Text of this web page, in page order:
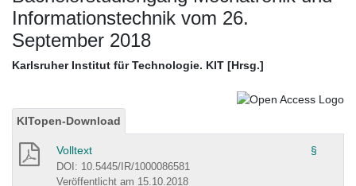
Informationstechnik vom 26.
September 2018
Karlsruher Institut für Technologie. KIT [Hrsg.]
KITopen-Download
Volltext §
DOI: 10.5445/IR/1000086581
Veröffentlicht am 15.10.2018